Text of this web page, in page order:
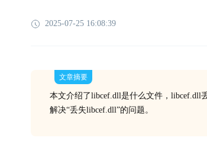
2025-07-25 16:08:39
文章摘要
本文介绍了libcef.dll是什么文件，libcef.dll
解决“丢失libcef.dll”的问题。